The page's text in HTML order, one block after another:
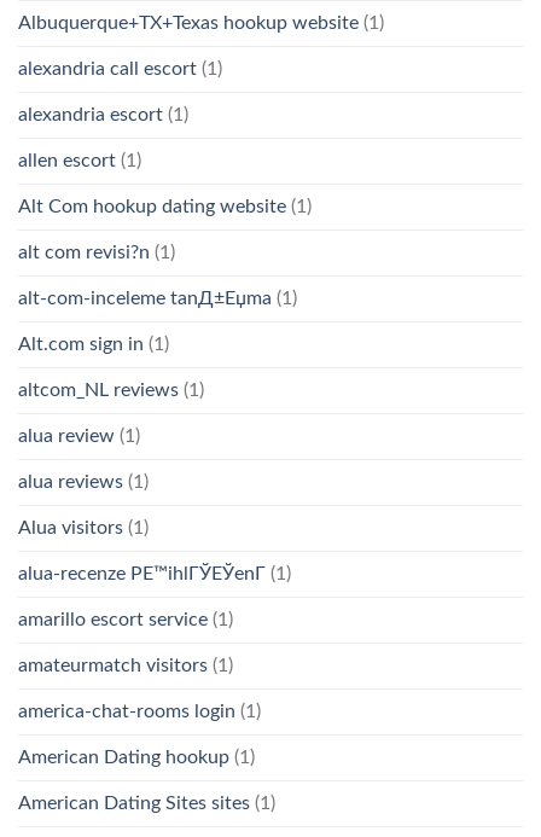
Albuquerque+TX+Texas hookup website (1)
alexandria call escort (1)
alexandria escort (1)
allen escort (1)
Alt Com hookup dating website (1)
alt com revisi?n (1)
alt-com-inceleme tanД±Еџma (1)
Alt.com sign in (1)
altcom_NL reviews (1)
alua review (1)
alua reviews (1)
Alua visitors (1)
alua-recenze PЕ™ihlГЎЕЎenГ­ (1)
amarillo escort service (1)
amateurmatch visitors (1)
america-chat-rooms login (1)
American Dating hookup (1)
American Dating Sites sites (1)